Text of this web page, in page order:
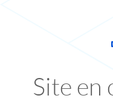
Site en